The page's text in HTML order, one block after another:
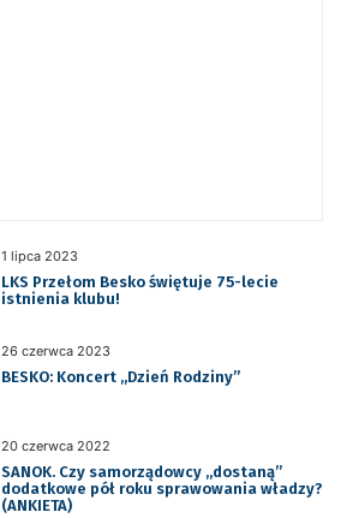
1 lipca 2023
LKS Przełom Besko świętuje 75-lecie
istnienia klubu!
26 czerwca 2023
BESKO: Koncert „Dzień Rodziny”
20 czerwca 2022
SANOK. Czy samorządowcy „dostaną”
dodatkowe pół roku sprawowania władzy?
(ANKIETA)